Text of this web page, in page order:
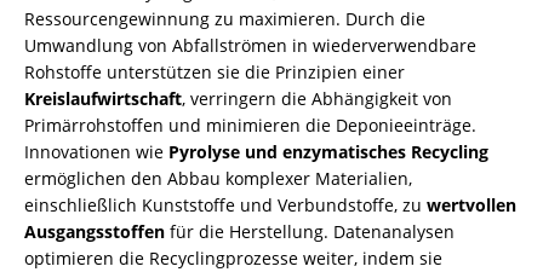
Ressourcengewinnung zu maximieren. Durch die
Umwandlung von Abfallströmen in wiederverwendbare
Rohstoffe unterstützen sie die Prinzipien einer
Kreislaufwirtschaft, verringern die Abhängigkeit von
Primärrohstoffen und minimieren die Deponieeinträge.
Innovationen wie Pyrolyse und enzymatisches Recycling
ermöglichen den Abbau komplexer Materialien,
einschließlich Kunststoffe und Verbundstoffe, zu wertvollen
Ausgangsstoffen für die Herstellung. Datenanalysen
optimieren die Recyclingprozesse weiter, indem sie